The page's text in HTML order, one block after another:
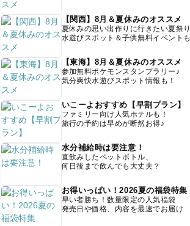
【関西】8月＆夏休みのオススメ
夏休みの思い出作りに行きたい夏祭り
水遊びスポット＆子供無料イベントも
【東海】8月＆夏休みのオススメ
参加無料ポケモンスタンプラリー♪
気分爽快水遊びスポット情報も！
いこーよおすすめ【早割プラン】
ファミリー向け人気ホテルも！
旅行の予約は早めが断然お得♪
水分補給時は要注意！
直飲みしたペットボトル、
何日後まで飲んでも大丈夫？
お得いっぱい！2026夏の福袋特集
早い者勝ち！数量限定の人気福袋
発売日や価格、内容を最速でお届け